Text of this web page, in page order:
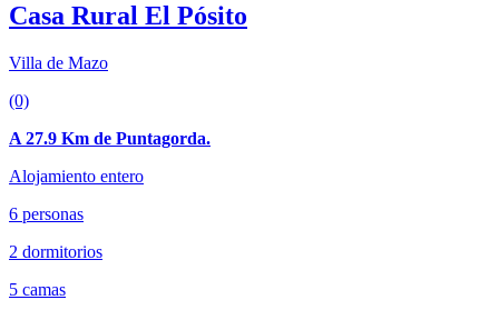
Casa Rural El Pósito
Villa de Mazo
(0)
A 27.9 Km de Puntagorda.
Alojamiento entero
6 personas
2 dormitorios
5 camas